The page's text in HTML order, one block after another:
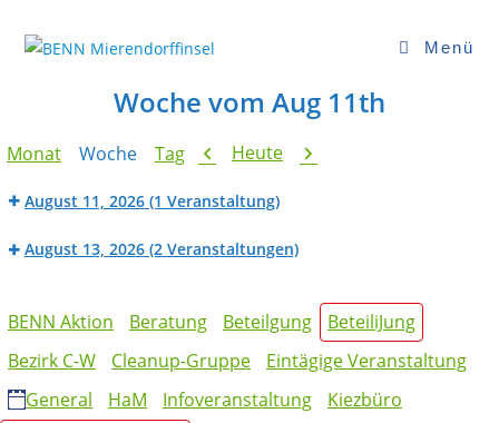
Inhalt
Menü
Woche vom Aug 11th
Monat Woche Tag Zurück
Heute Weiter
August 11, 2026 (1 Veranstaltung)
Werk_Raum:
August 13, 2026 (2 Veranstaltungen)
in
der
Werk_Raum:
Kategorien
BENN Aktion Beratung Beteilgung
BeteiliJung
Bezirk C-W
Cleanup-Gruppe
Eintägige Veranstaltung
General
HaM Infoveranstaltung
Kiezbüro